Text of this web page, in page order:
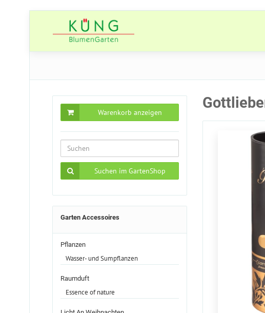
Warenkorb anzeigen
Suchen im GartenShop
Garten Accessoires
Pflanzen
Wasser- und Sumpflanzen
Raumduft
Essence of nature